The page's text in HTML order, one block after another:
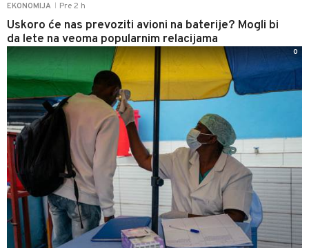
EKONOMIJA Pre 2 h
Uskoro će nas prevoziti avioni na baterije? Mogli bi
da lete na veoma popularnim relacijama
0